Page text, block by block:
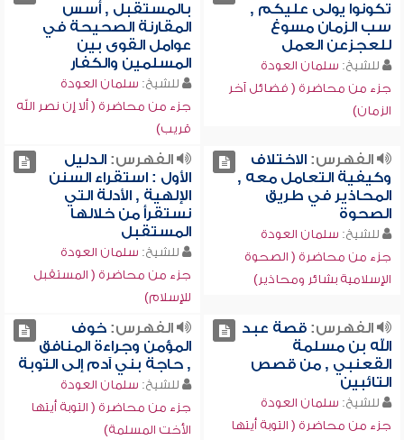
تكونوا يولى عليكم ,
سب الزمان مسوغ
للعجزعن العمل
للشيخ: سلمان العودة
جزء من محاضرة ( فضائل آخر
الزمان)
بالمستقبل , أسس
المقارنة الصحيحة في
عوامل القوى بين
المسلمين والكفار
للشيخ: سلمان العودة
جزء من محاضرة ( ألا إن نصر الله
قريب)
الفهرس:الاختلاف
وكيفية التعامل معه ,
المحاذير في طريق
الصحوة
للشيخ: سلمان العودة
جزء من محاضرة ( الصحوة
الإسلامية بشائر ومحاذير)
الفهرس:الدليل
الأول : استقراء السنن
الإلهية , الأدلة التي
نستقرأ من خلالها
المستقبل
للشيخ: سلمان العودة
جزء من محاضرة ( المستقبل
للإسلام)
الفهرس:قصة عبد
الله بن مسلمة
القعنبي , من قصص
التائبين
للشيخ: سلمان العودة
جزء من محاضرة ( التوبة أيتها
الفهرس:خوف
المؤمن وجراءة المنافق
, حاجة بني آدم إلى التوبة
للشيخ: سلمان العودة
جزء من محاضرة ( التوبة أيتها
الأخت المسلمة)